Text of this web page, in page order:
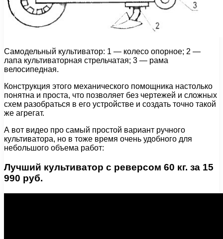
Самодельный культиватор: 1 — колесо опорное; 2 —
лапа культиваторная стрельчатая; 3 — рама
велосипедная.
Конструкция этого механического помощника настолько
понятна и проста, что позволяет без чертежей и сложных
схем разобраться в его устройстве и создать точно такой
же агрегат.
А вот видео про самый простой вариант ручного
культиватора, но в тоже время очень удобного для
небольшого объема работ:
Лучший культиватор с реверсом 60 кг. за 15
990 руб.